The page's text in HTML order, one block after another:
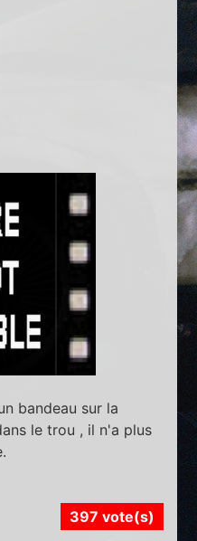
bandeau sur la
le trou , il n'a plus
397 vote(s)